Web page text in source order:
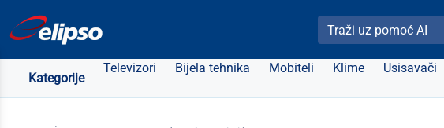
Pretraži Elipso
Kategorije
Televizori Bijela tehnika Mobiteli Klime Usisavači